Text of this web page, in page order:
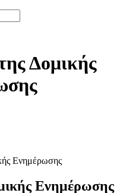
Δομικής
Ενημέρωσης
Ενημέρωσης